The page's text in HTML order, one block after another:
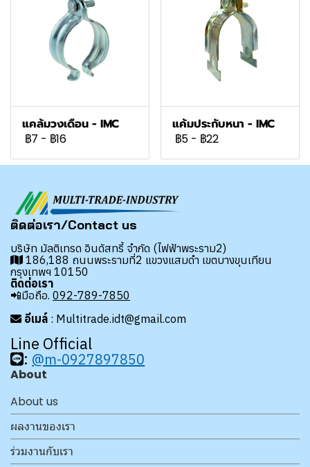
แคล้มวงเดือน - IMC
฿7 - ฿16
แค้มประกับหนา - IMC
฿5 - ฿22
ติดต่อเรา/Contact us
บริษัท มัลติเทรด อินดัสทรี้ จำกัด (ไฟฟ้าพระราม2)
186,188 ถนนพระรามที่2 แขวงแสมดำ เขตบางขุนเทียน
กรุงเทพฯ 10150
ติดต่อเรา
📲มือถือ. 092-789-7850
อีเมล์ : Multitrade.idt@gmail.com
Line Official
: @m-0927897850
About
About us
ผลงานของเรา
ร่วมงานกับเรา